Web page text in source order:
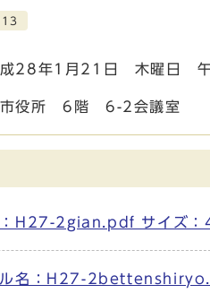
年1月21日 木曜日 午
所 6階 6-2会議室
：H27-2gian.pdf サイズ
ル名：H27-